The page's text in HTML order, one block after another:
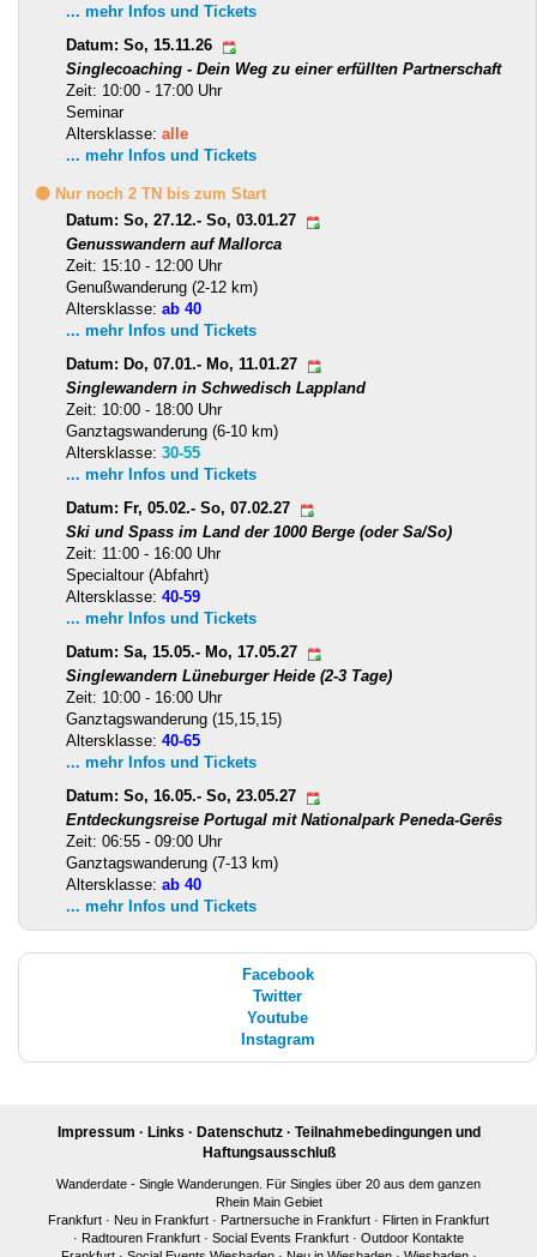
... mehr Infos und Tickets
Datum: So, 15.11.26
Singlecoaching - Dein Weg zu einer erfüllten Partnerschaft
Zeit: 10:00 - 17:00 Uhr
Seminar
Altersklasse: alle
... mehr Infos und Tickets
🟡 Nur noch 2 TN bis zum Start
Datum: So, 27.12.- So, 03.01.27
Genusswandern auf Mallorca
Zeit: 15:10 - 12:00 Uhr
Genußwanderung (2-12 km)
Altersklasse: ab 40
... mehr Infos und Tickets
Datum: Do, 07.01.- Mo, 11.01.27
Singlewandern in Schwedisch Lappland
Zeit: 10:00 - 18:00 Uhr
Ganztagswanderung (6-10 km)
Altersklasse: 30-55
... mehr Infos und Tickets
Datum: Fr, 05.02.- So, 07.02.27
Ski und Spass im Land der 1000 Berge (oder Sa/So)
Zeit: 11:00 - 16:00 Uhr
Specialtour (Abfahrt)
Altersklasse: 40-59
... mehr Infos und Tickets
Datum: Sa, 15.05.- Mo, 17.05.27
Singlewandern Lüneburger Heide (2-3 Tage)
Zeit: 10:00 - 16:00 Uhr
Ganztagswanderung (15,15,15)
Altersklasse: 40-65
... mehr Infos und Tickets
Datum: So, 16.05.- So, 23.05.27
Entdeckungsreise Portugal mit Nationalpark Peneda-Gerês
Zeit: 06:55 - 09:00 Uhr
Ganztagswanderung (7-13 km)
Altersklasse: ab 40
... mehr Infos und Tickets
Facebook
Twitter
Youtube
Instagram
Impressum · Links · Datenschutz· Teilnahmebedingungen und
Haftungsausschluß
Wanderdate - Single Wanderungen. Für Singles über 20 aus dem ganzen
Rhein Main Gebiet
Frankfurt · Neu in Frankfurt · Partnersuche in Frankfurt · Flirten in Frankfurt
· Radtouren Frankfurt · Social Events Frankfurt · Outdoor Kontakte